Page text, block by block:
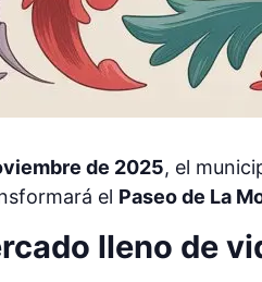
de 2025, el
el Paseo de La
lleno de